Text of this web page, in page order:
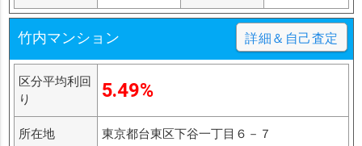
竹内マンション 詳細＆自己査定
区分平均利回
り
5.49%
所在地 東京都台東区下谷一丁目６－７